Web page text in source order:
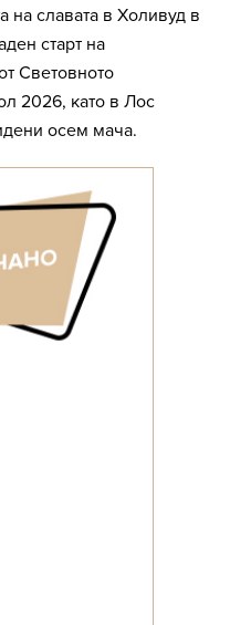
на славата в Холивуд в
старт на
Световното
2026, като в Лос
осем мача.